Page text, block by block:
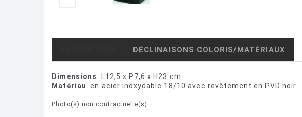
DÉCLINAISONS COLORIS/MATÉRIAUX
Dimensions: L12,5 x P7,6 x H23 cm
Matériau: en acier inoxydable 18/10 avec revêtement en PVD noir
Photo(s) non contractuelle(s)